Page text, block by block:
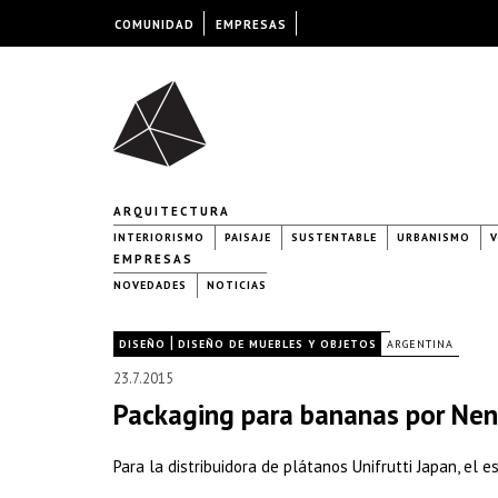
ARQUITECTURA
INTERIORISMO PAISAJE SUSTENTABLE URBANISMO
EMPRESAS
NOVEDADES NOTICIAS
DISEÑO | DISEÑO DE MUEBLES Y OBJETOS ARGENTINA
23.7.2015
Packaging para bananas por
Para la distribuidora de plátanos Unifrutti Japan, el
COMUNIDAD EMPRESAS